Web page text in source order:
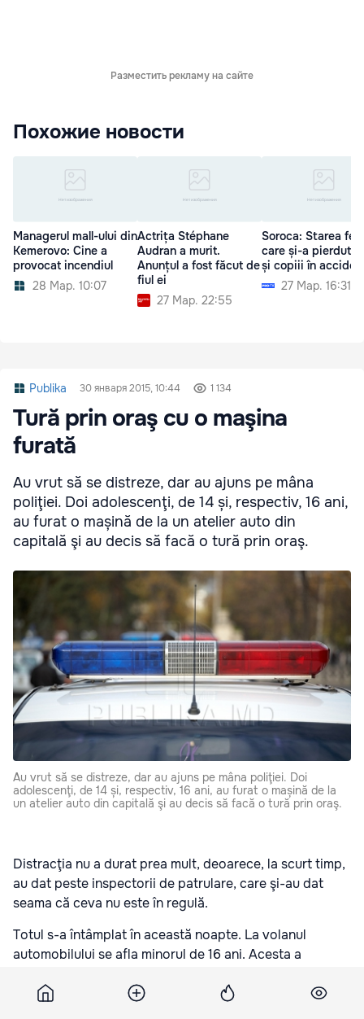
Разместить рекламу на сайте
Похожие новости
Managerul mall-ului din
Kemerovo: Cine a
provocat incendiul
28 Мар. 10:07
Actrița Stéphane
Audran a murit.
Anunțul a fost făcut de
fiul ei
27 Мар. 22:55
Soroca: Starea
care și-a pierdut
și copiii în
27 Мар. 16:31
Publika 30 января 2015, 10:44 1 134
Tură prin oraş cu o maşina
furată
Au vrut să se distreze, dar au ajuns pe mâna
poliţiei. Doi adolescenţi, de 14 și, respectiv, 16 ani,
au furat o mașină de la un atelier auto din
capitală şi au decis să facă o tură prin oraş.
Au vrut să se distreze, dar au ajuns pe mâna poliţiei. Doi
adolescenţi, de 14 și, respectiv, 16 ani, au furat o mașină de la
un atelier auto din capitală şi au decis să facă o tură prin oraş.
Distracţia nu a durat prea mult, deoarece, la scurt timp,
au dat peste inspectorii de patrulare, care şi-au dat
seama că ceva nu este în regulă.
Totul s-a întâmplat în această noapte. La volanul
automobilului se afla minorul de 16 ani. Acesta a
tragă pe dreapta. După 30 de minute de urmărire,